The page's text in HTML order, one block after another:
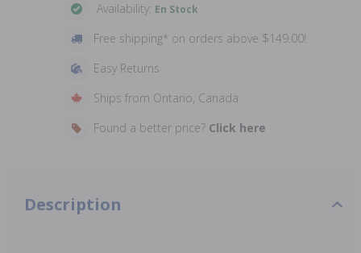
Availability: En Stock
Free shipping* on orders above $149.00!
Easy Returns
Ships from Ontario, Canada
Found a better price? Click here
Description